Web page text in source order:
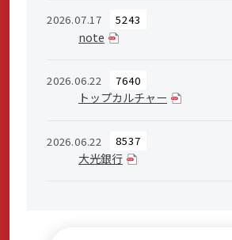
0120-03-4649
受付時間：9:00～17:00（土・日・祝
2026.07.17 5243
note
2026.06.22 7640
トップカルチャー
2026.06.22 8537
大光銀行